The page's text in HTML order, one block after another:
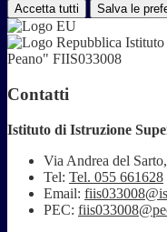
Accetta tutti Salva le
Istituto
Peano" FIIS033008
Contatti
Istituto di Istruzione
Via Andrea del
Tel: Tel. 055 661628
Email:
PEC: